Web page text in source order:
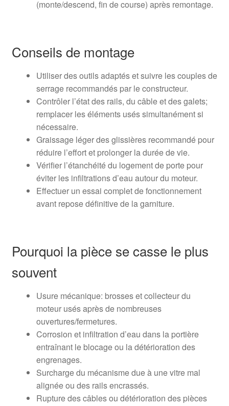
(monte/descend, fin de course) après remontage.
Conseils de montage
Utiliser des outils adaptés et suivre les couples de
serrage recommandés par le constructeur.
Contrôler l’état des rails, du câble et des galets;
remplacer les éléments usés simultanément si
nécessaire.
Graissage léger des glissières recommandé pour
réduire l’effort et prolonger la durée de vie.
Vérifier l’étanchéité du logement de porte pour
éviter les infiltrations d’eau autour du moteur.
Effectuer un essai complet de fonctionnement
avant repose définitive de la garniture.
Pourquoi la pièce se casse le plus
souvent
Usure mécanique: brosses et collecteur du
moteur usés après de nombreuses
ouvertures/fermetures.
Corrosion et infiltration d’eau dans la portière
entraînant le blocage ou la détérioration des
engrenages.
Surcharge du mécanisme due à une vitre mal
alignée ou des rails encrassés.
Rupture des câbles ou détérioration des pièces